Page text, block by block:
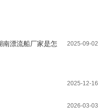
2025-09-02
南漂流船厂家是怎
2025-12-16
2026-03-03